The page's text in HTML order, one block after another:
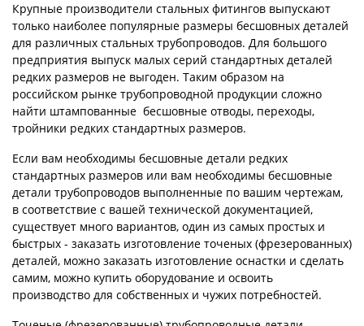
Крупные производители стальных фитингов выпускают
только наиболее популярные размеры бесшовных деталей
для различных стальных трубопроводов. Для большого
предприятия выпуск малых серий стандартных деталей
редких размеров не выгоден. Таким образом на
российском рынке трубопроводной продукции сложно
найти штампованные бесшовные отводы, переходы,
тройники редких стандартных размеров.
Если вам необходимы бесшовные детали редких
стандартных размеров или вам необходимы бесшовные
детали трубопроводов выполненные по вашим чертежам,
в соответствие с вашей технической документацией,
существует много вариантов, один из самых простых и
быстрых - заказать изготовление точеных (фрезерованных)
деталей, можно заказать изготовление оснастки и сделать
самим, можно купить оборудование и освоить
производство для собственных и чужих потребностей.